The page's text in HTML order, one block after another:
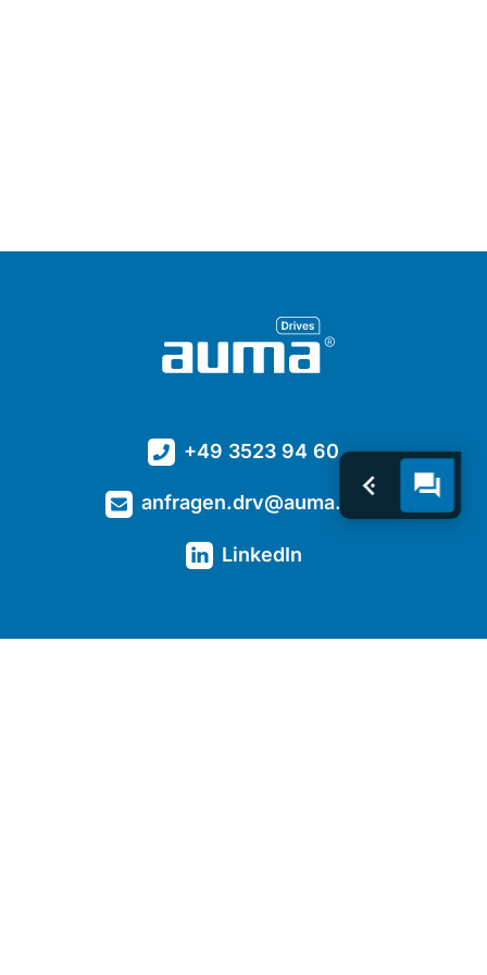
+49 3523 94 60
anfragen.drv@auma.com
LinkedIn